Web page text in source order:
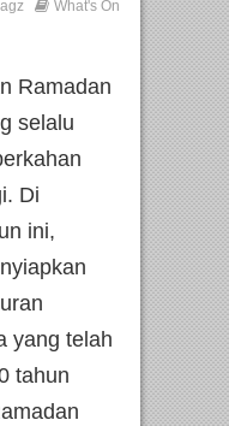
What's On
Ramadan
selalu
Di
ini,
yang telah
tahun